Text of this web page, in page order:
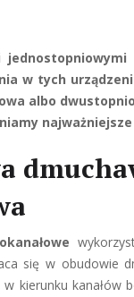
w tych
albo
się w obudowie
kierunku kanałów